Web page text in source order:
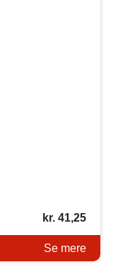
kr.41,25
Se mere